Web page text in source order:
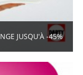
JUSQU'À -45%